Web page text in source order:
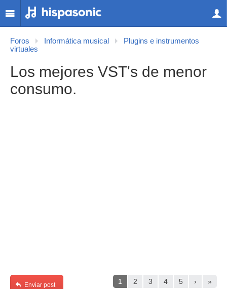
Foros Informática musical
Plugins e instrumentos
virtuales
Los mejores VST's de menor
consumo.
1 2 3 4 5 › »
Enviar post